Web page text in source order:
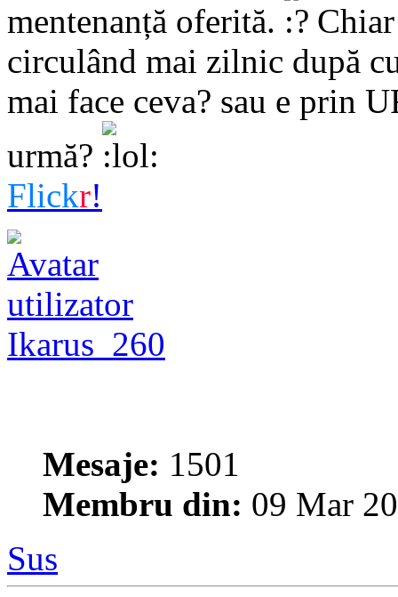
mentenanță oferită.
circulând mai zilnic după
mai face ceva? sau e prin
urmă?
Flickr!
Ikarus_260
Mesaje: 1501
Membru din: 09 Mar
Sus